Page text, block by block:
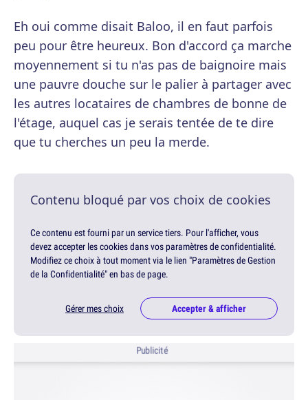
Eh oui comme disait Baloo, il en faut parfois
peu pour être heureux. Bon d'accord ça marche
moyennement si tu n'as pas de baignoire mais
une pauvre douche sur le palier à partager avec
les autres locataires de chambres de bonne de
l'étage, auquel cas je serais tentée de te dire
que tu cherches un peu la merde.
Contenu bloqué par vos choix de cookies
Ce contenu est fourni par un service tiers. Pour l'afficher, vous
devez accepter les cookies dans vos paramètres de confidentialité.
Modifiez ce choix à tout moment via le lien "Paramètres de Gestion
de la Confidentialité" en bas de page.
Gérer mes choix Accepter & afficher
Publicité